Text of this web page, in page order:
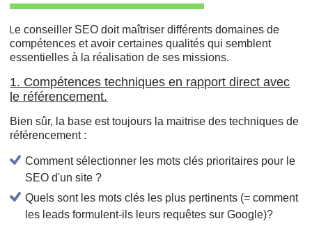
Le conseiller SEO doit maîtriser différents domaines de
compétences et avoir certaines qualités qui semblent
essentielles à la réalisation de ses missions.
1. Compétences techniques en rapport direct avec
le référencement.
Bien sûr, la base est toujours la maitrise des techniques de
référencement :
Comment sélectionner les mots clés prioritaires pour le
SEO d'un site ?
Quels sont les mots clés les plus pertinents (= comment
les leads formulent-ils leurs requêtes sur Google)?